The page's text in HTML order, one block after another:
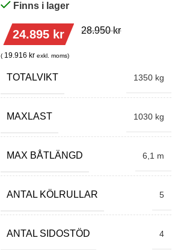
Finns i lager
24.895 kr 28.950kr
( 19.916 kr exkl. moms)
TOTALVIKT 1350 kg
MAXLAST 1030 kg
MAX BÅTLÄNGD 6,1 m
ANTAL KÖLRULLAR 5
ANTAL SIDOSTÖD 4